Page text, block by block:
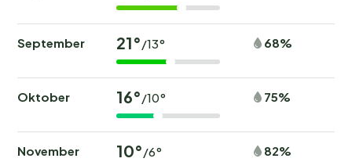
September 21°/13° 68%
Oktober 16°/10° 75%
November 10°/6° 82%